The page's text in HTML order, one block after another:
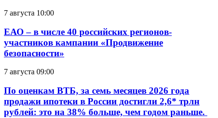
7 августа 10:00
ЕАО – в числе 40 российских регионов-
участников кампании «Продвижение
безопасности»
7 августа 09:00
По оценкам ВТБ, за семь месяцев 2026 года
продажи ипотеки в России достигли 2,6* трлн
рублей: это на 38% больше, чем годом раньше.